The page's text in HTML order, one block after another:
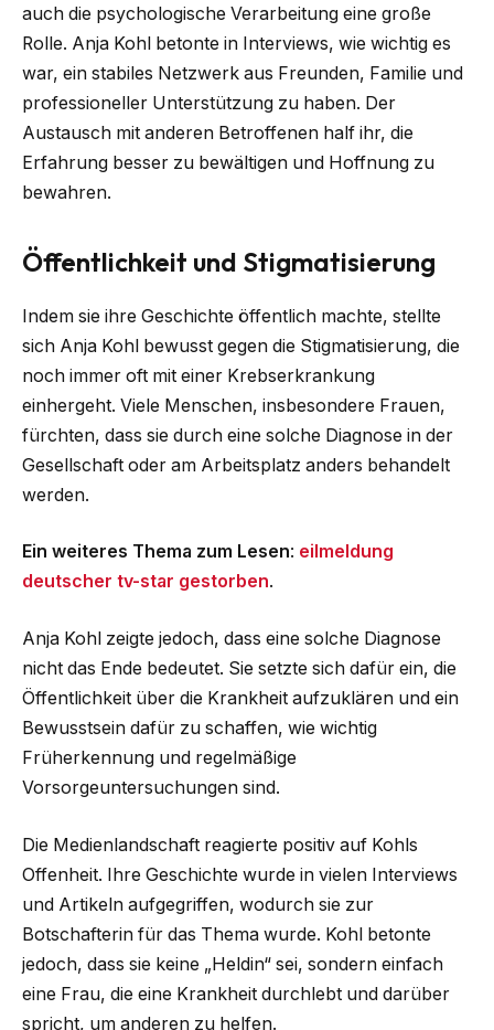
auch die psychologische Verarbeitung eine große
Rolle. Anja Kohl betonte in Interviews, wie wichtig es
war, ein stabiles Netzwerk aus Freunden, Familie und
professioneller Unterstützung zu haben. Der
Austausch mit anderen Betroffenen half ihr, die
Erfahrung besser zu bewältigen und Hoffnung zu
bewahren.
Öffentlichkeit und Stigmatisierung
Indem sie ihre Geschichte öffentlich machte, stellte
sich Anja Kohl bewusst gegen die Stigmatisierung, die
noch immer oft mit einer Krebserkrankung
einhergeht. Viele Menschen, insbesondere Frauen,
fürchten, dass sie durch eine solche Diagnose in der
Gesellschaft oder am Arbeitsplatz anders behandelt
werden.
Ein weiteres Thema zum Lesen: eilmeldung
deutscher tv-star gestorben.
Anja Kohl zeigte jedoch, dass eine solche Diagnose
nicht das Ende bedeutet. Sie setzte sich dafür ein, die
Öffentlichkeit über die Krankheit aufzuklären und ein
Bewusstsein dafür zu schaffen, wie wichtig
Früherkennung und regelmäßige
Vorsorgeuntersuchungen sind.
Die Medienlandschaft reagierte positiv auf Kohls
Offenheit. Ihre Geschichte wurde in vielen Interviews
und Artikeln aufgegriffen, wodurch sie zur
Botschafterin für das Thema wurde. Kohl betonte
jedoch, dass sie keine „Heldin“ sei, sondern einfach
eine Frau, die eine Krankheit durchlebt und darüber
spricht, um anderen zu helfen.